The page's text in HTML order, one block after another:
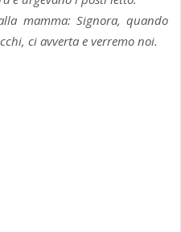
mamma: Signora, quando
ci avverta e verremo noi.